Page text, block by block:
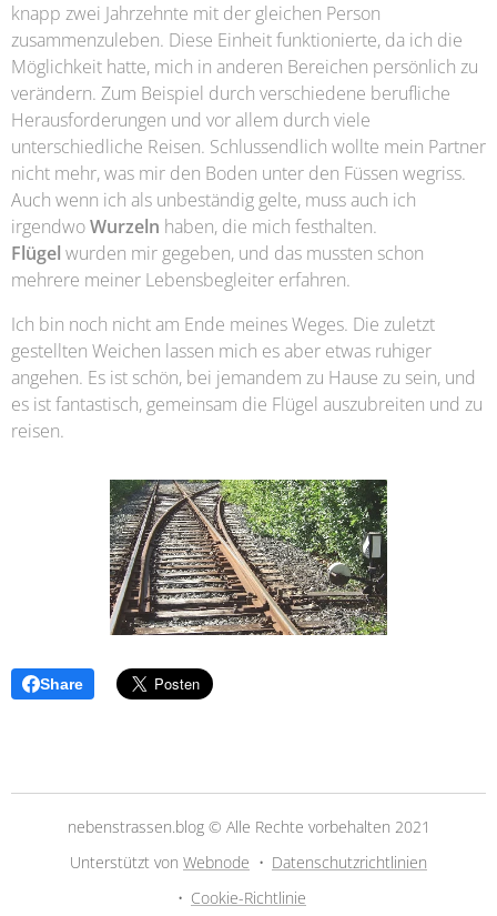
knapp zwei Jahrzehnte mit der gleichen Person
zusammenzuleben. Diese Einheit funktionierte, da ich die
Möglichkeit hatte, mich in anderen Bereichen persönlich zu
verändern. Zum Beispiel durch verschiedene berufliche
Herausforderungen und vor allem durch viele
unterschiedliche Reisen. Schlussendlich wollte mein Partner
nicht mehr, was mir den Boden unter den Füssen wegriss.
Auch wenn ich als unbeständig gelte, muss auch ich
irgendwoWurzeln haben, die mich festhalten.
Flügel wurden mir gegeben, und das mussten schon
mehrere meiner Lebensbegleiter erfahren.
Ich bin noch nicht am Ende meines Weges. Die zuletzt
gestellten Weichen lassen mich es aber etwas ruhiger
angehen. Es ist schön, bei jemandem zu Hause zu sein, und
es ist fantastisch, gemeinsam die Flügel auszubreiten und zu
reisen.
Share
nebenstrassen.blog © Alle Rechte vorbehalten 2021
Unterstützt von Webnode
Datenschutzrichtlinien
Cookie-Richtlinie